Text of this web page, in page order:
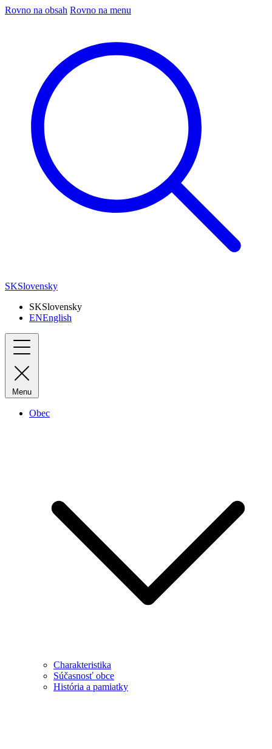
Rovno na obsah Rovno na menu
SKSlovensky
SKSlovensky
ENEnglish
Menu
Obec
Charakteristika
Súčasnosť obce
História a pamiatky